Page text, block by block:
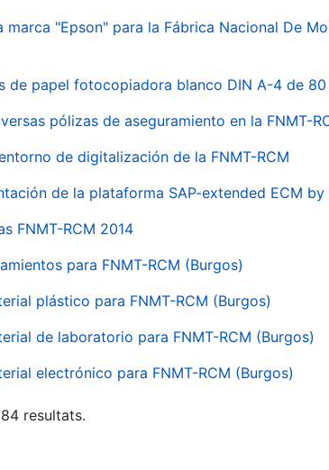
"Epson" para la Fábrica Nacional De
de papel fotocopiadora blanco DIN A-4 de 80
pólizas de aseguramiento en la FNMT-
de digitalización de la FNMT-RCM
de la plataforma SAP-extended ECM by
FNMT-RCM 2014
para FNMT-RCM (Burgos)
plástico para FNMT-RCM (Burgos)
de laboratorio para FNMT-RCM (Burgos)
electrónico para FNMT-RCM (Burgos)
resultats.